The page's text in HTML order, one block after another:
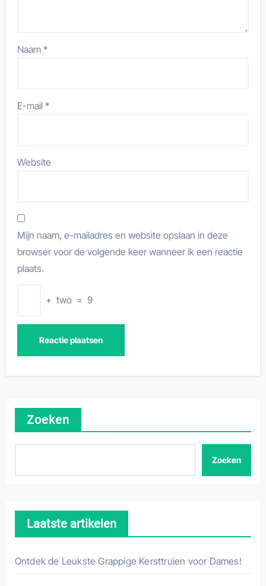
Naam*
E-mail*
Website
Mijn naam, e-mailadres en website opslaan in deze
browser voor de volgende keer wanneer ik een reactie
plaats.
+ two = 9
Zoeken
Zoeken
Laatste artikelen
Ontdek de Leukste Grappige Kersttruien voor Dames!